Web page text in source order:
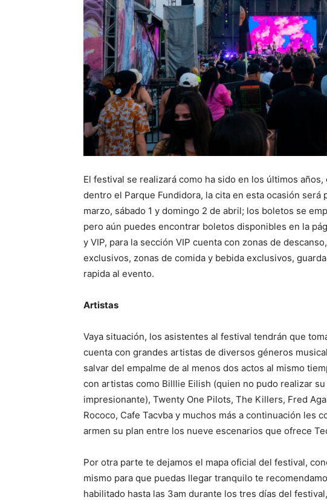
El festival se realizará como ha sido en los últimos
dentro el Parque Fundidora, la cita en esta ocasión
marzo, sábado 1 y domingo 2 de abril; los boletos se
pero aún puedes encontrar boletos disponibles en la
y VIP, para la sección VIP cuenta con zonas de
exclusivos, zonas de comida y bebida exclusivos,
rapida al evento.
Artistas
Vaya situación, los asistentes al festival tendrán que
cuenta con grandes artistas de diversos géneros
salvar del empalme de al menos dos actos al mismo
con artistas como Billlie Eilish (quien no pudo realizar
impresionante), Twenty One Pilots, The Killers, Fred
Rococo, Cafe Tacvba y muchos más a continuación les
armen su plan entre los nueve escenarios que ofrece
Por otra parte te dejamos el mapa oficial del festival,
mismo para que puedas llegar tranquilo te
habilitado hasta las 3am durante los tres días del